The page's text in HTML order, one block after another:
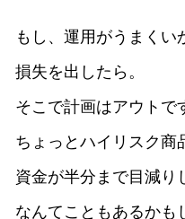
もし、運用がうまくい
損失を出したら。
そこで計画はアウトで
ちょっとハイリスク商
資金が半分まで目減り
なんてこともあるかも